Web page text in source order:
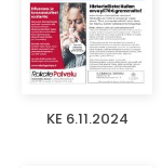
KE 6.11.2024